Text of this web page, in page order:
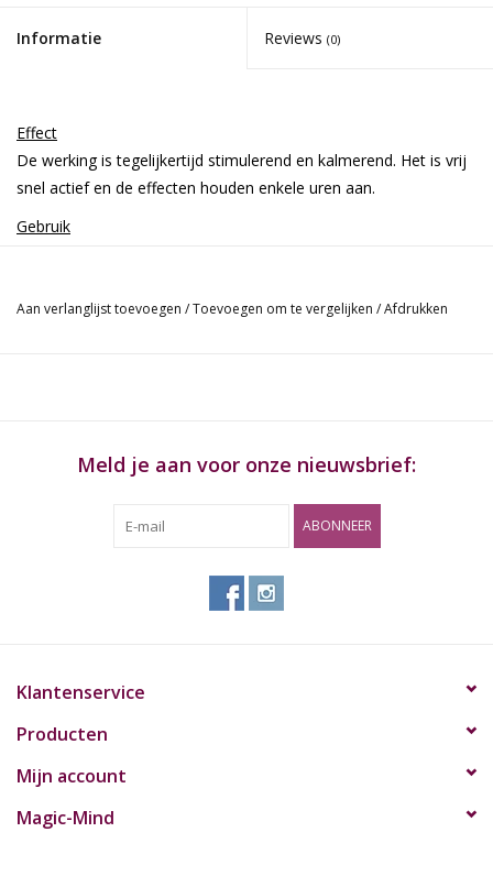
Informatie Reviews (0)
Effect
De werking is tegelijkertijd stimulerend en kalmerend. Het is vrij
snel actief en de effecten houden enkele uren aan.
Gebruik
trekken. Langzaam opdrinken gedurende ongeveer 30 minuten.
Aan verlanglijst toevoegen /Toevoegen om te vergelijken /Afdrukken
Meld je aan voor onze nieuwsbrief:
ABONNEER
Klantenservice
Producten
Mijn account
Magic-Mind